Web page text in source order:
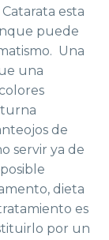
esta
puede
Una
una
de
servir ya de
dieta
es
por un